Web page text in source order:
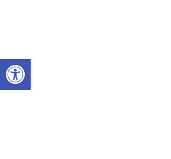
Abrir a barra de